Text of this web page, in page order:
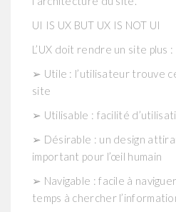
UI IS UX BUT UX IS NOT UI
L’UX doit rendre un site plus :
➢ Utile : l’utilisateur trouve
site
➢ Utilisable : facilité
➢ Désirable : un design
important pour l’œil humain
➢ Navigable : facile à
temps à chercher